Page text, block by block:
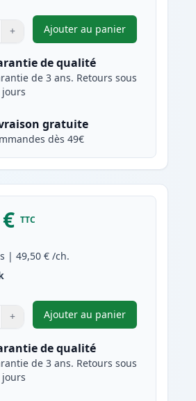
pour ajuster
+ Ajouter au panier
,Canon 045H / 045
de qualité
de 3 ans. Retours sous
jours
gratuite
dès 49€
TTC
|49,50 € /ch.
pour ajuster
+ Ajouter au panier
,Canon 045H / 045
de qualité
de 3 ans. Retours sous
jours